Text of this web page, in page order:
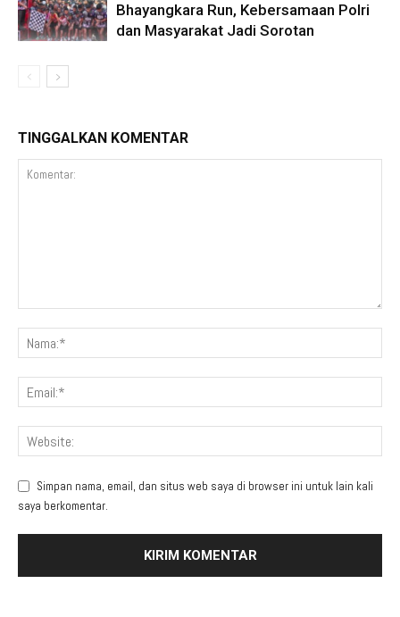
Bhayangkara Run, Kebersamaan Polri
dan Masyarakat Jadi Sorotan
TINGGALKAN KOMENTAR
Simpan nama, email, dan situs web saya di browser ini untuk lain kali
saya berkomentar.